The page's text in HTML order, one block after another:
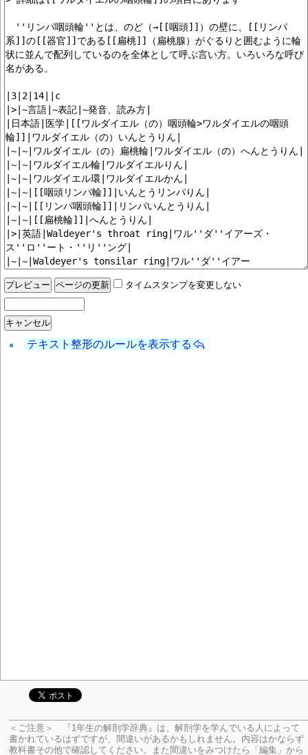
タイムスタンプを変更しない
テキスト整形のルールを表示する
＜ご注意＞ 『1年生の解剖学辞典』は、解剖学を学んでいる人によって
書かれているはずですが、間違いがあるかもしれません。内容はかならず
教科書その他で確認してください。
また間違いをみつけたら「編集」から